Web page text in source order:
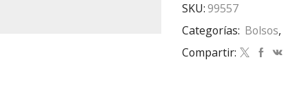
SKU:99557
Categorías: Bolsos,
Compartir: